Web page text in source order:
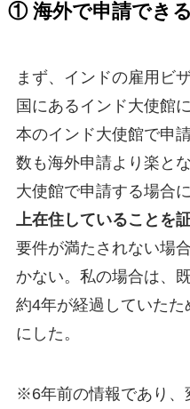
① 海外で申請でき
まず、インドの雇用ビ
国にあるインド大使館
本のインド大使館で申
数も海外申請より楽と
大使館で申請する場合に
上在住していることを
要件が満たされない場
かない。私の場合は、
約4年が経過していたた
にした。
※6年前の情報であり、